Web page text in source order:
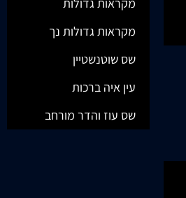
מקראות גדולות
מקראות גדולות נך
שס שוטנשטיין
עין איה ברכות
שס עוז והדר מורחב